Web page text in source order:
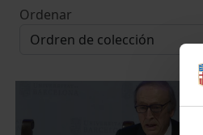
Ordenar